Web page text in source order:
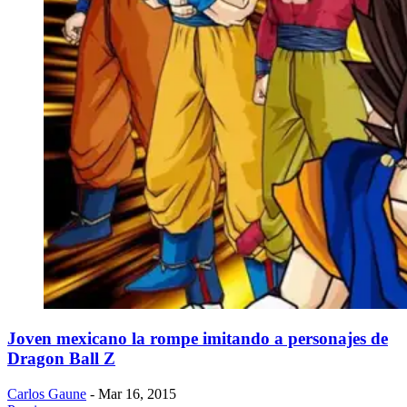
Joven mexicano la rompe imitando a personajes de
Dragon Ball Z
Carlos Gaune - Mar 16, 2015